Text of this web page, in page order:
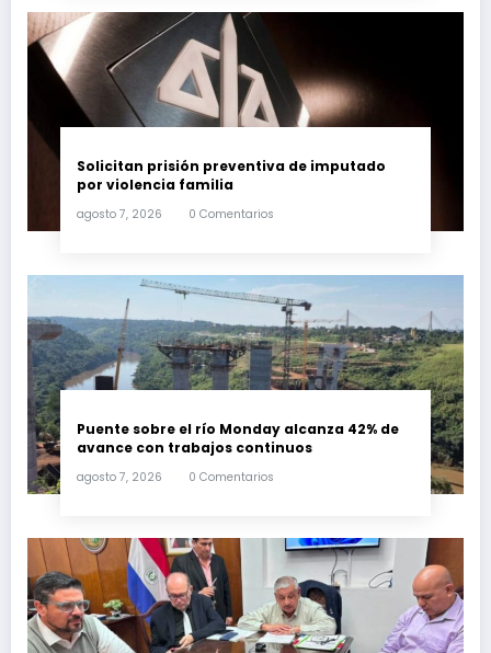
Solicitan prisión preventiva de imputado
por violencia familia
agosto 7, 2026 0 Comentarios
Puente sobre el río Monday alcanza 42% de
avance con trabajos continuos
agosto 7, 2026 0 Comentarios